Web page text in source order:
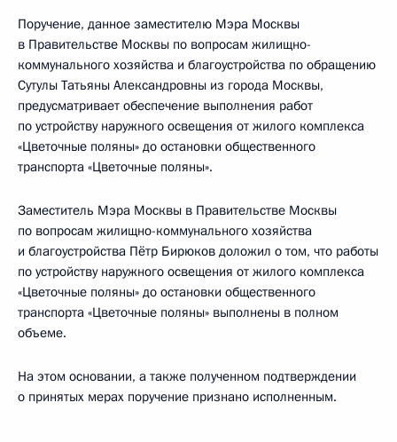
Поручение, данное заместителю Мэра Москвы
в Правительстве Москвы по вопросам жилищно-
коммунального хозяйства и благоустройства по обращению
Сутулы Татьяны Александровны из города Москвы,
предусматривает обеспечение выполнения работ
по устройству наружного освещения от жилого комплекса
«Цветочные поляны» до остановки общественного
транспорта «Цветочные поляны».
Заместитель Мэра Москвы в Правительстве Москвы
по вопросам жилищно-коммунального хозяйства
и благоустройства Пётр Бирюков доложил о том, что работы
по устройству наружного освещения от жилого комплекса
«Цветочные поляны» до остановки общественного
транспорта «Цветочные поляны» выполнены в полном
объеме.
На этом основании, а также полученном подтверждении
о принятых мерах поручение признано исполненным.